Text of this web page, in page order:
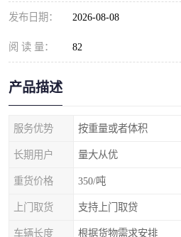
发布日期： 2026-08-08
阅 读 量： 82
产品描述
服务优势 按重量或者体积
长期用户 量大从优
重货价格 350/吨
上门取货 支持上门取贷
车辆长度 根据货物需求安排